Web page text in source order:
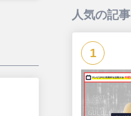
人気の記事
1